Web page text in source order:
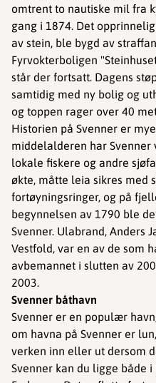
omtrent to nautiske mil fra
gang i 1874. Det
av stein, ble bygd av
Fyrvokterboligen
står der fortsatt. Dagens
samtidig med ny bolig og
og toppen rager over 40
Historien på Svenner er
middelalderen har
lokale fiskere og andre
økte, måtte leia sikres med
fortøyningsringer, og på
begynnelsen av 1790 ble
Svenner. Ulabrand, Anders
Vestfold, var en av de som
avbemannet i slutten av
2003.
Svenner båthavn
Svenner er en populær
om havna på Svenner er
verken inn eller ut dersom
Svenner kan du ligge både